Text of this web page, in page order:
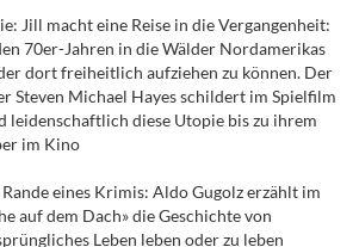
Jill macht eine Reise in die Vergangenheit:
70er-Jahren in die Wälder Nordamerikas
dort freiheitlich aufziehen zu können. Der
Steven Michael Hayes schildert im Spielfilm
leidenschaftlich diese Utopie bis zu ihrem
im Kino
eines Krimis: Aldo Gugolz erzählt im
auf dem Dach» die Geschichte von
Leben leben oder zu leben